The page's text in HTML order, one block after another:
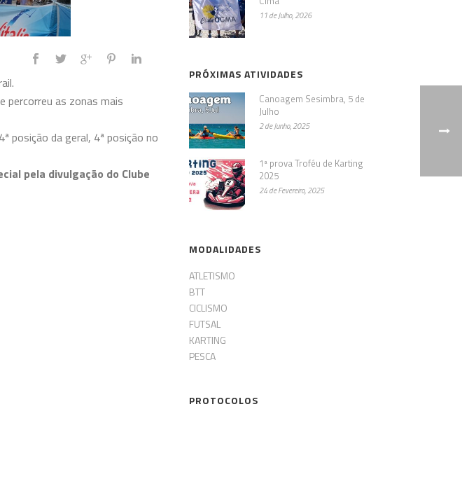
percorreu as zonas mais
posição da geral, 4ª posição no
pela divulgação do Clube
11 de Julho, 2026
PRÓXIMAS ATIVIDADES
Canoagem Sesimbra, 5 de
Julho
2 de Junho, 2025
1ª prova Troféu de Karting
2025
24 de Fevereiro, 2025
MODALIDADES
ATLETISMO
BTT
CICLISMO
FUTSAL
KARTING
PESCA
PROTOCOLOS